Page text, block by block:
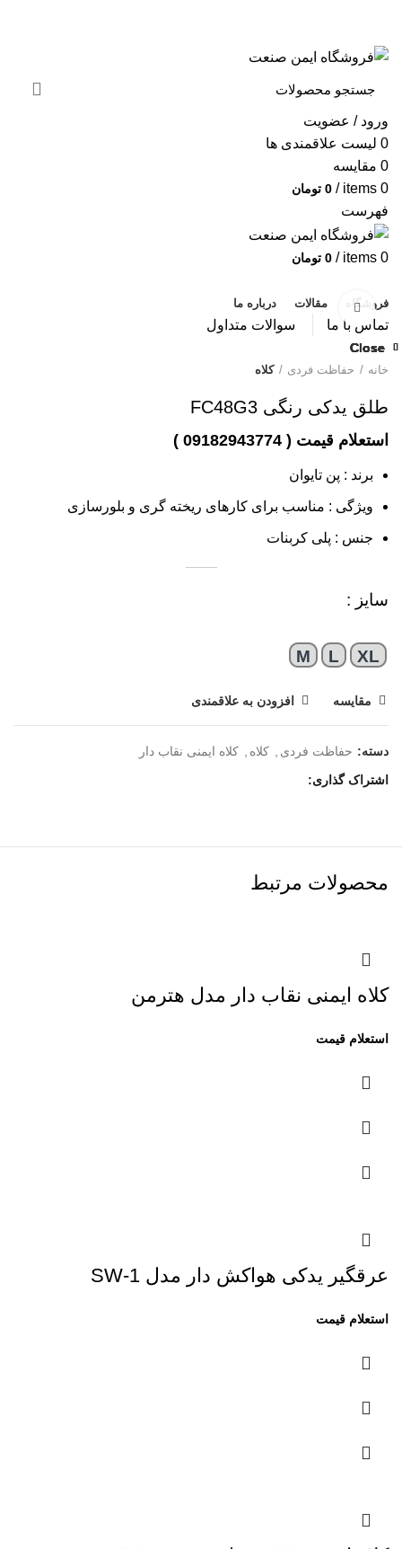
ورود / عضویت
0 لیست علاقمندی ها
0 مقایسه
0
items
/
0 تومان
فهرست
0
items
/
0 تومان
فروشگاه مقالات درباره ما
تماس با ما سوالات متداول
بزرگنمایی تصویر
خانه حفاظت فردی کلاه
طلق یدکی رنگی FC48G3
برند : پن تایوان
ویژگی : مناسب برای کارهای ریخته گری و بلورسازی
جنس : پلی کربنات
سایز :
M L XL
مقایسه افزودن به علاقمندی
دسته: حفاظت فردی کلاه کلاه ایمنی نقاب دار
اشتراک گذاری
محصولات مرتبط
Close
کلاه ایمنی نقاب دار مدل هترمن
Close
عرقگیر یدکی هواکش دار مدل SW-1
Close
Close
Close
Close
Close
Close